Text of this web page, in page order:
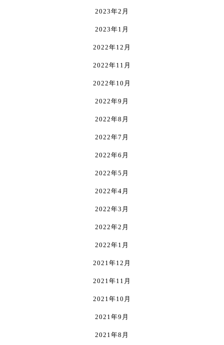
2023年2月
2023年1月
2022年12月
2022年11月
2022年10月
2022年9月
2022年8月
2022年7月
2022年6月
2022年5月
2022年4月
2022年3月
2022年2月
2022年1月
2021年12月
2021年11月
2021年10月
2021年9月
2021年8月